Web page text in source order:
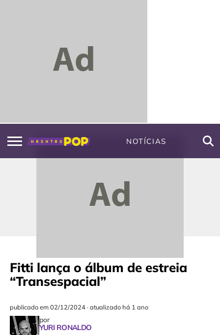
NOTÍCIAS
Fitti lança o álbum de estreia
“Transespacial”
publicado em02/12/2024·atualizado há 1 ano
por
YURI RONALDO